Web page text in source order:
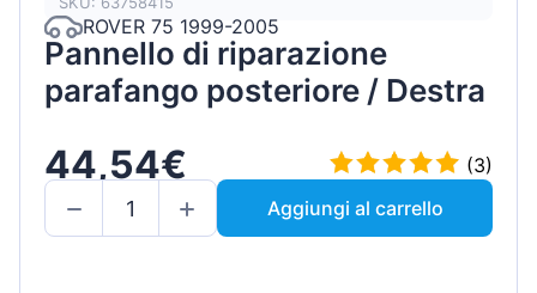
ROVER 75 1999-2005
Pannello di riparazione
parafango posteriore / Destra
44,54€
(3)
Aggiungi al carrello